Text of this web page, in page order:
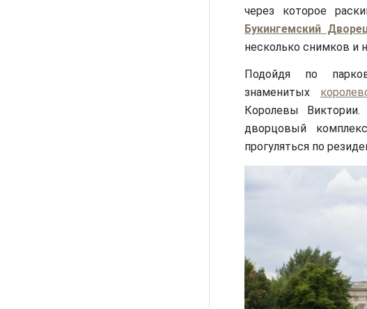
через которое
Букингемский
несколько снимков и
Подойдя по
знаменитых
Королевы
дворцовый
прогуляться по